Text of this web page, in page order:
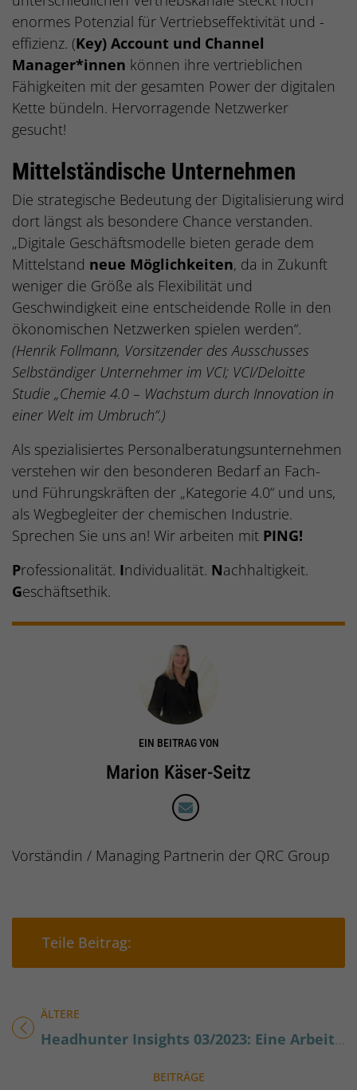
enormes Potenzial für Vertriebseffektivität und -
effizienz. (Key) Account und Channel
Manager*innen können ihre vertrieblichen
Fähigkeiten mit der gesamten Power der digitalen
Kette bündeln. Hervorragende Netzwerker
gesucht!
Mittelständische Unternehmen
Die strategische Bedeutung der Digitalisierung wird
dort längst als besondere Chance verstanden.
„Digitale Geschäftsmodelle bieten gerade dem
Mittelstand neue Möglichkeiten, da in Zukunft
weniger die Größe als Flexibilität und
Geschwindigkeit eine entscheidende Rolle in den
ökonomischen Netzwerken spielen werden“.
(Henrik Follmann, Vorsitzender des Ausschusses
Selbständiger Unternehmer im VCI; VCI/Deloitte
Studie „Chemie 4.0 – Wachstum durch Innovation in
einer Welt im Umbruch“.)
Als spezialisiertes Personalberatungsunternehmen
verstehen wir den besonderen Bedarf an Fach-
und Führungskräften der „Kategorie 4.0“ und uns,
als Wegbegleiter der chemischen Industrie.
Sprechen Sie uns an! Wir arbeiten mit PING!
Professionalität. Individualität. Nachhaltigkeit.
Geschäftsethik.
EIN BEITRAG VON
Marion Käser-Seitz
Vorständin / Managing Partnerin der QRC Group
Teile Beitrag:
ÄLTERE
Titel für Beitrag
Headhunter Insights 03/2023: Eine Arbeitswelt ohne Babyboomer
BEITRÄGE